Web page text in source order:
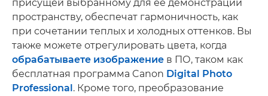
присущей выбранному для ее демонстрации
пространству, обеспечат гармоничность, как
при сочетании теплых и холодных оттенков. Вы
также можете отрегулировать цвета, когда
обрабатываете изображение в ПО, таком как
бесплатная программа Canon Digital Photo
Professional. Кроме того, преобразование